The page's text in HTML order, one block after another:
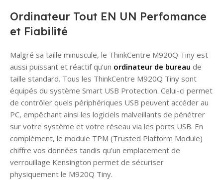
Ordinateur Tout EN UN Perfomance
et Fiabilité
Malgré sa taille minuscule, le ThinkCentre M920Q Tiny est
aussi puissant et réactif qu’un ordinateur de bureau de
taille standard. Tous les ThinkCentre M920Q Tiny sont
équipés du système Smart USB Protection. Celui-ci permet
de contrôler quels périphériques USB peuvent accéder au
PC, empêchant ainsi les logiciels malveillants de pénétrer
sur votre système et votre réseau via les ports USB. En
complément, le module TPM (Trusted Platform Module)
chiffre vos données tandis qu’un emplacement de
verrouillage Kensington permet de sécuriser
physiquement le M920Q Tiny.